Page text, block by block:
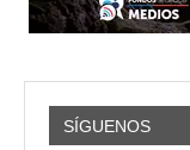
SÍGUENOS